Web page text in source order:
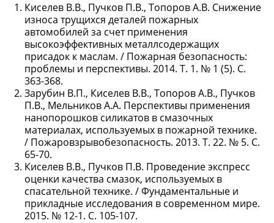
Киселев В.В., Пучков П.В., Топоров А.В. Снижение
износа трущихся деталей пожарных
автомобилей за счет применения
высокоэффективных металлсодержащих
присадок к маслам. / Пожарная безопасность:
проблемы и перспективы. 2014. Т. 1. № 1 (5). С.
363-368.
Зарубин В.П., Киселев В.В., Топоров А.В., Пучков
П.В., Мельников А.А. Перспективы применения
нанопорошков силикатов в смазочных
материалах, используемых в пожарной технике.
/ Пожаровзрывобезопасность. 2013. Т. 22. № 5. С.
65-70.
Киселев В.В., Пучков П.В. Проведение экспресс
оценки качества смазок, используемых в
спасательной технике. / Фундаментальные и
прикладные исследования в современном мире.
2015. № 12-1. С. 105-107.